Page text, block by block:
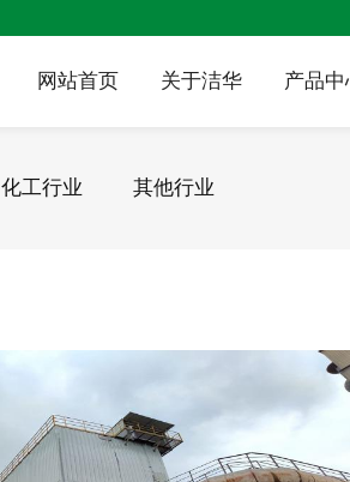
网站首页 关于洁华 产品中
化工行业 其他行业